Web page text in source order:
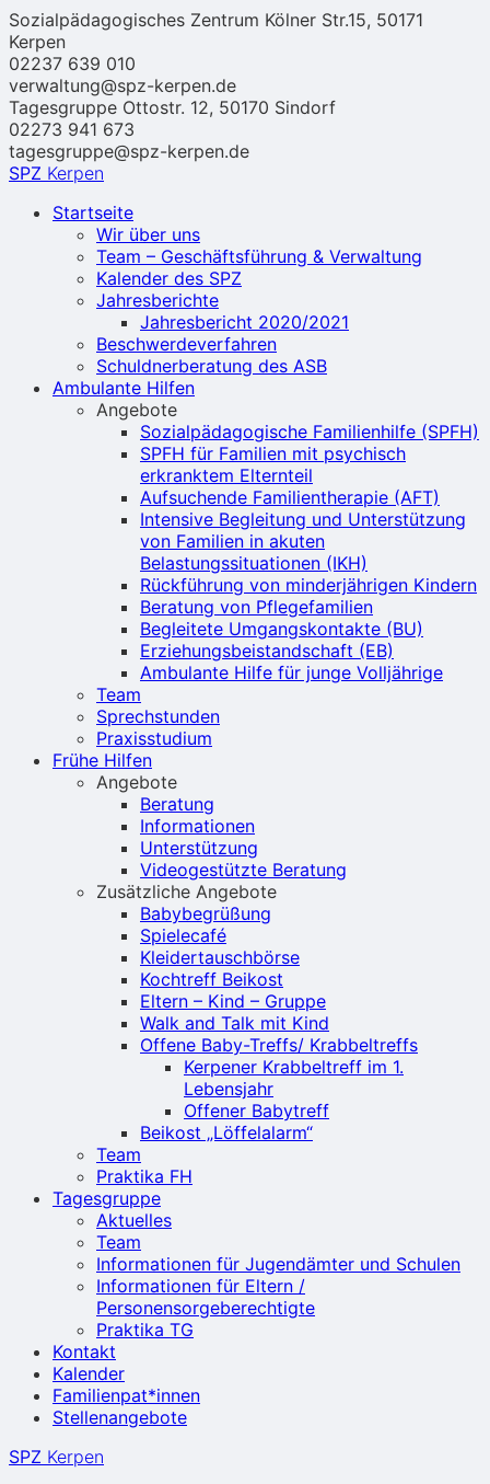
Zum
Inhalt
springen
Sozialpädagogisches Zentrum Kölner Str.15, 50171
Kerpen
02237 639 010
verwaltung@spz-kerpen.de
Tagesgruppe Ottostr. 12, 50170 Sindorf
02273 941 673
tagesgruppe@spz-kerpen.de
SPZ Kerpen
Startseite
Wir über uns
Team – Geschäftsführung & Verwaltung
Kalender des SPZ
Jahresberichte
Jahresbericht 2020/2021
Beschwerdeverfahren
Schuldnerberatung des ASB
Ambulante Hilfen
Angebote
Sozialpädagogische Familienhilfe (SPFH)
SPFH für Familien mit psychisch
erkranktem Elternteil
Aufsuchende Familientherapie (AFT)
Intensive Begleitung und Unterstützung
von Familien in akuten
Belastungssituationen (IKH)
Rückführung von minderjährigen Kindern
Beratung von Pflegefamilien
Begleitete Umgangskontakte (BU)
Erziehungsbeistandschaft (EB)
Ambulante Hilfe für junge Volljährige
Team
Sprechstunden
Praxisstudium
Frühe Hilfen
Angebote
Beratung
Informationen
Unterstützung
Videogestützte Beratung
Zusätzliche Angebote
Babybegrüßung
Spielecafé
Kleidertauschbörse
Kochtreff Beikost
Eltern – Kind – Gruppe
Walk and Talk mit Kind
Offene Baby-Treffs/ Krabbeltreffs
Kerpener Krabbeltreff im 1.
Lebensjahr
Offener Babytreff
Beikost „Löffelalarm“
Team
Praktika FH
Tagesgruppe
Aktuelles
Team
Informationen für Jugendämter und Schulen
Informationen für Eltern /
Personensorgeberechtigte
Praktika TG
Kontakt
Kalender
Familienpat*innen
Stellenangebote
SPZ Kerpen